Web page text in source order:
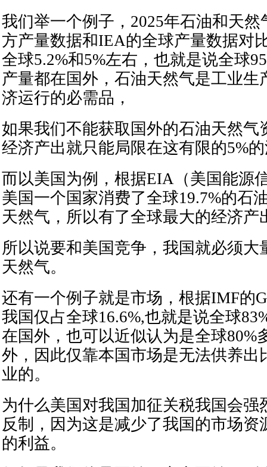
我们举一个例子，2025年石油和天
方产量数据和IEA的全球产量数据对
全球5.2%和5%左右，也就是说全球
产量都在国外，石油天然气是工业生
济运行的必需品，
如果我们不能获取国外的石油天然气
经济产出就只能局限在这有限的5%
而以美国为例，根据EIA（美国能源
美国一个国家消费了全球19.7%的石
天然气，所以有了全球最大的经济产
所以说要和美国竞争，我国就必须大
天然气。
还有一个例子就是市场，根据IMF的
我国仅占全球16.6%,也就是说全球
在国外，也可以近似认为是全球80%
外，因此仅靠本国市场是无法供养出
业的。
为什么美国对我国加征关税我国会强
反制，因为这是减少了我国的市场资
的利益。